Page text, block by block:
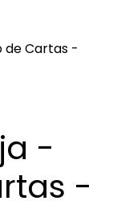
de Cartas -
-
-